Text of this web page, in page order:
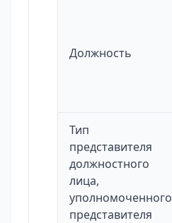
Должность
Тип
представителя
должностного
лица,
уполномоченного
представителя